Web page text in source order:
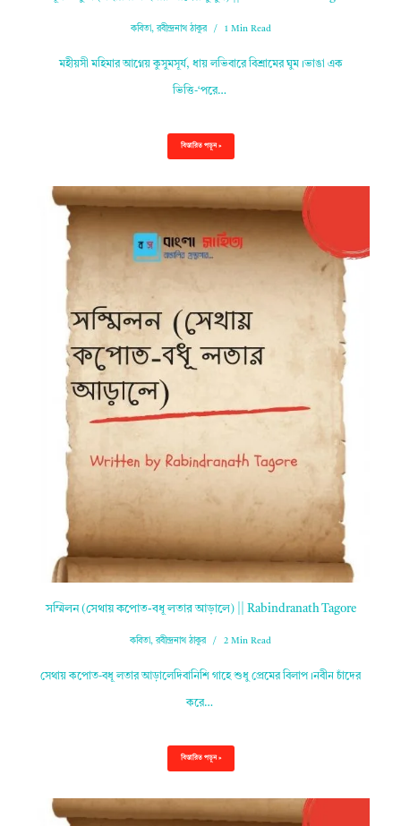
কবিতা,রবীন্দ্রনাথ ঠাকুর 1 Min Read
মহীয়সী মহিমার আগ্নেয় কুসুমসূর্য, ধায় লভিবারে বিশ্রামের ঘুম।ভাঙা এক
ভিত্তি-‘পরে…
বিস্তারিত পড়ুন »
সম্মিলন (সেথায় কপোত-বধূ লতার আড়ালে) || Rabindranath Tagore
কবিতা,রবীন্দ্রনাথ ঠাকুর 2 Min Read
সেথায় কপোত-বধূ লতার আড়ালেদিবানিশি গাহে শুধু প্রেমের বিলাপ।নবীন চাঁদের
করে…
বিস্তারিত পড়ুন »